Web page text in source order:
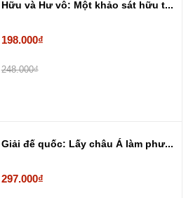
Hữu và Hư vô: Một khảo sát hữu t...
198.000₫
248.000₫
Giải đế quốc: Lấy châu Á làm phư...
297.000₫